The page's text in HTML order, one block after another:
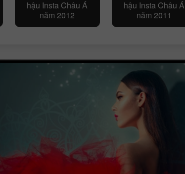
hậu Insta Châu Á
năm 2012
hậu Insta Châu Á
năm 2011